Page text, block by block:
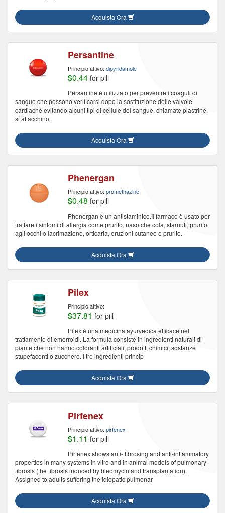
Acquista Ora
Persantine
Principio attivo: dipyridamole
$0.44 for pill
Persantine è utilizzato per prevenire i coaguli di
sangue che possono verificarsi dopo la sostituzione delle valvole
cardiache evitando alcuni tipi di cellule del sangue, chiamate piastrine,
si attacchino.
Acquista Ora
Phenergan
Principio attivo: promethazine
$0.48 for pill
Phenergan è un antistaminico.Il farmaco è usato per
trattare i sintomi di allergia come prurito, naso che cola, starnuti, prurito
agli occhi o lacrimazione, orticaria, eruzioni cutanee e prurito.
Acquista Ora
Pilex
Principio attivo:
$37.81 for pill
Pilex è una medicina ayurvedica efficace nel
trattamento di emorroidi. La formula consiste in ingredienti naturali di
piante che non hanno coloranti artificiali, prodotti chimici, sostanze
stupefacenti o zucchero. I tre ingredienti princip
Acquista Ora
Pirfenex
Principio attivo: pirfenex
$1.11 for pill
Pirfenex shows anti- fibrosing and anti-inflammatory
properties in many systems in vitro and in animal models of pulmonary
fibrosis (the fibrosis induced by bleomycin and transplantation).
Assigned to adults suffering the idiopatic pulmonar
Acquista Ora